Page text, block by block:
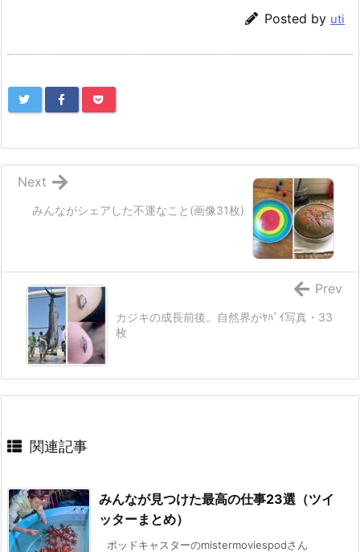
Posted by uti
みんながシェアした不運なこと(画像31枚)
Next
カジキの成長前後。自然界がﾔﾊﾞｲ写真・33
枚
Prev
関連記事
みんなが見つけた最高の仕事23選（ツイ
ッターまとめ）
ポッドキャスターのmistermoviespodさん